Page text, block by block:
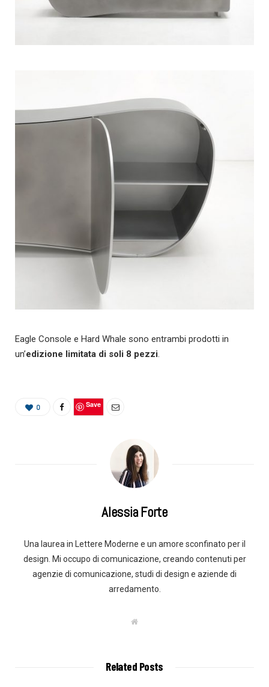
Eagle Console e Hard Whale sono entrambi prodotti in
un’edizione limitata di soli 8 pezzi.
0 Save
Alessia Forte
Una laurea in Lettere Moderne e un amore sconfinato per il
design. Mi occupo di comunicazione, creando contenuti per
agenzie di comunicazione, studi di design e aziende di
arredamento.
W
Related Posts